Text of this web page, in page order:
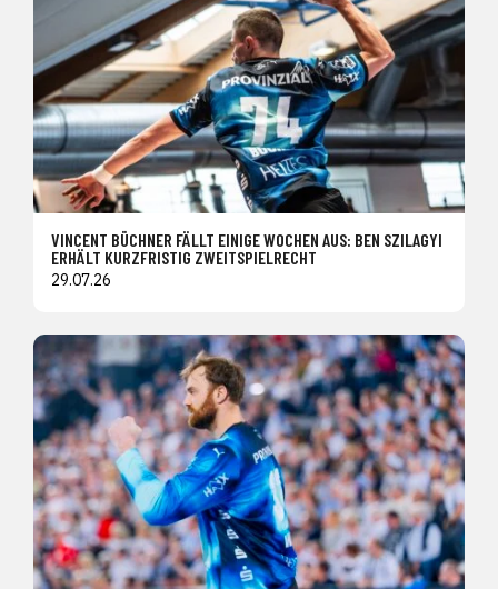
VINCENT BÜCHNER FÄLLT EINIGE WOCHEN AUS: BEN SZILAGYI
ERHÄLT KURZFRISTIG ZWEITSPIELRECHT
29.07.26